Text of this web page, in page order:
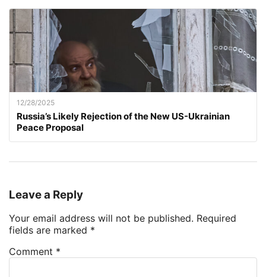
12/28/2025
Russia’s Likely Rejection of the New US-Ukrainian
Peace Proposal
Leave a Reply
Your email address will not be published. Required
fields are marked *
Comment *